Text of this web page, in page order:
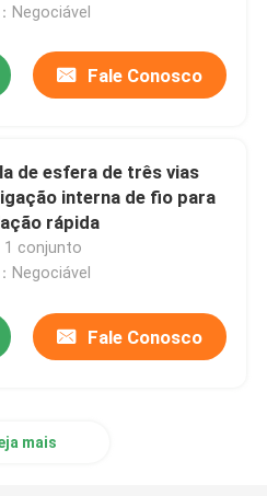
Negociável
Fale Conosco
de esfera de três vias
interna de fio para
rápida
1 conjunto
Negociável
Fale Conosco
mais